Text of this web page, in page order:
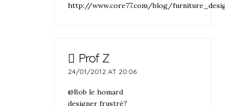
http://www.core77.com/blog/
Prof Z
24/01/2012 AT 20:06
@Bob le homard
designer frustré?